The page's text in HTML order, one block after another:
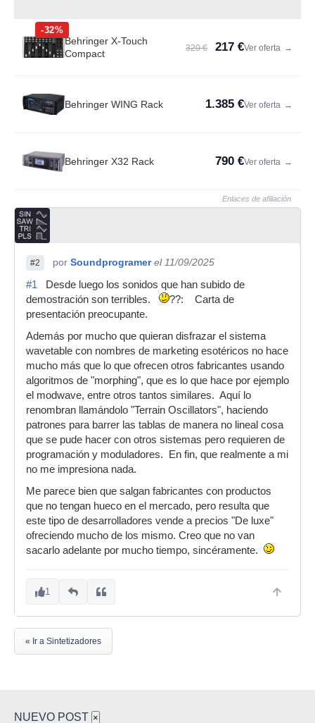
-32%
Behringer X-Touch
Compact
320 € 217 €Ver oferta →
Behringer WING Rack 1.385 €Ver oferta →
Behringer X32 Rack 790 €Ver oferta →
Enlaces de afiliación
#2 por Soundprogramer el 11/09/2025
#1 Desde luego los sonidos que han subido de
demostración son terribles.
??: Carta de
presentación preocupante.
Además por mucho que quieran disfrazar el sistema
wavetable con nombres de marketing esotéricos no hace
mucho más que lo que ofrecen otros fabricantes usando
algoritmos de "morphing", que es lo que hace por ejemplo
el modwave, entre otros tantos similares. Aquí lo
renombran llamándolo "Terrain Oscillators", haciendo
patrones para barrer las tablas de manera no lineal cosa
que se pude hacer con otros sistemas pero requieren de
programación y moduladores. En fin, que realmente a mi
no me impresiona nada.
Me parece bien que salgan fabricantes con productos
que no tengan hueco en el mercado, pero resulta que
este tipo de desarrolladores vende a precios "De luxe"
ofreciendo mucho de los mismo. Creo que no van
sacarlo adelante por mucho tiempo, sincéramente.
1
« Ir a Sintetizadores
NUEVO POST ×